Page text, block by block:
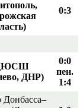
0:3
ДНР)
0:0
пен.
1:4